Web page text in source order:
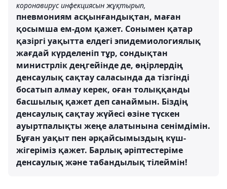
коронавирус инфекциясын жұқтырып,
пневмониям асқынғандықтан, маған
қосымша ем-дом қажет. Сонымен қатар
қазіргі уақытта елдегі эпидемиологиялық
жағдай күрделеніп тұр, сондықтан
министрлік деңгейінде де, өңірлердің
денсаулық сақтау саласында да тізгінді
босатып алмау керек, оған толыққанды
басшылық қажет деп санаймын. Біздің
денсаулық сақтау жүйесі өзіне түскен
ауыртпалықты жеңе алатынына сенімдімін.
Бұған уақыт пен әрқайсымыздың күш-
жігеріміз қажет. Барлық әріптестеріме
денсаулық және табандылық тілеймін!